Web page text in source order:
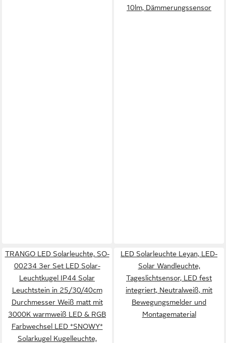
10lm, Dämmerungssensor
TRANGO LED Solarleuchte, SO-
00234 3er Set LED Solar-
Leuchtkugel IP44 Solar
Leuchtstein in 25/30/40cm
Durchmesser Weiß matt mit
3000K warmweiß LED & RGB
Farbwechsel LED *SNOWY*
Solarkugel Kugelleuchte,
LED Solarleuchte Leyan, LED-
Solar Wandleuchte,
Tageslichtsensor, LED fest
integriert, Neutralweiß, mit
Bewegungsmelder und
Montagematerial